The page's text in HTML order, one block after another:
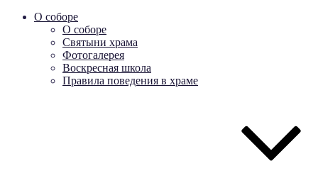
О соборе
О соборе
Святыни храма
Фотогалерея
Воскресная школа
Правила поведения в храме